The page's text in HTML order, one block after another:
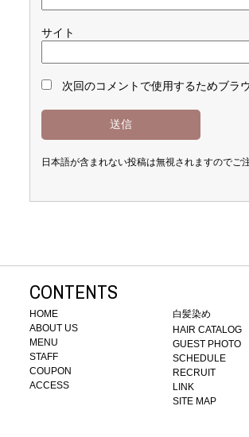
サイト
次回のコメントで使用するためブラ
日本語が含まれない投稿は無視されますのでご
CONTENTS
HOME
ABOUT US
MENU
STAFF
COUPON
ACCESS
白髪染め
HAIR CATALOG
GUEST PHOTO
SCHEDULE
RECRUIT
LINK
SITE MAP